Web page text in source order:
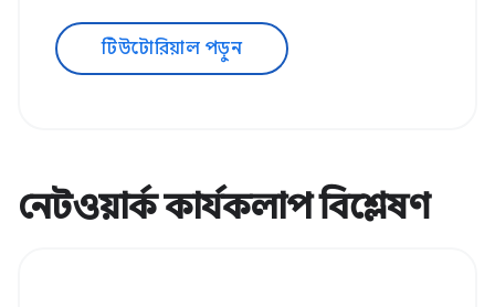
টিউটোরিয়াল পড়ুন
নেটওয়ার্ক কার্যকলাপ বিশ্লেষণ